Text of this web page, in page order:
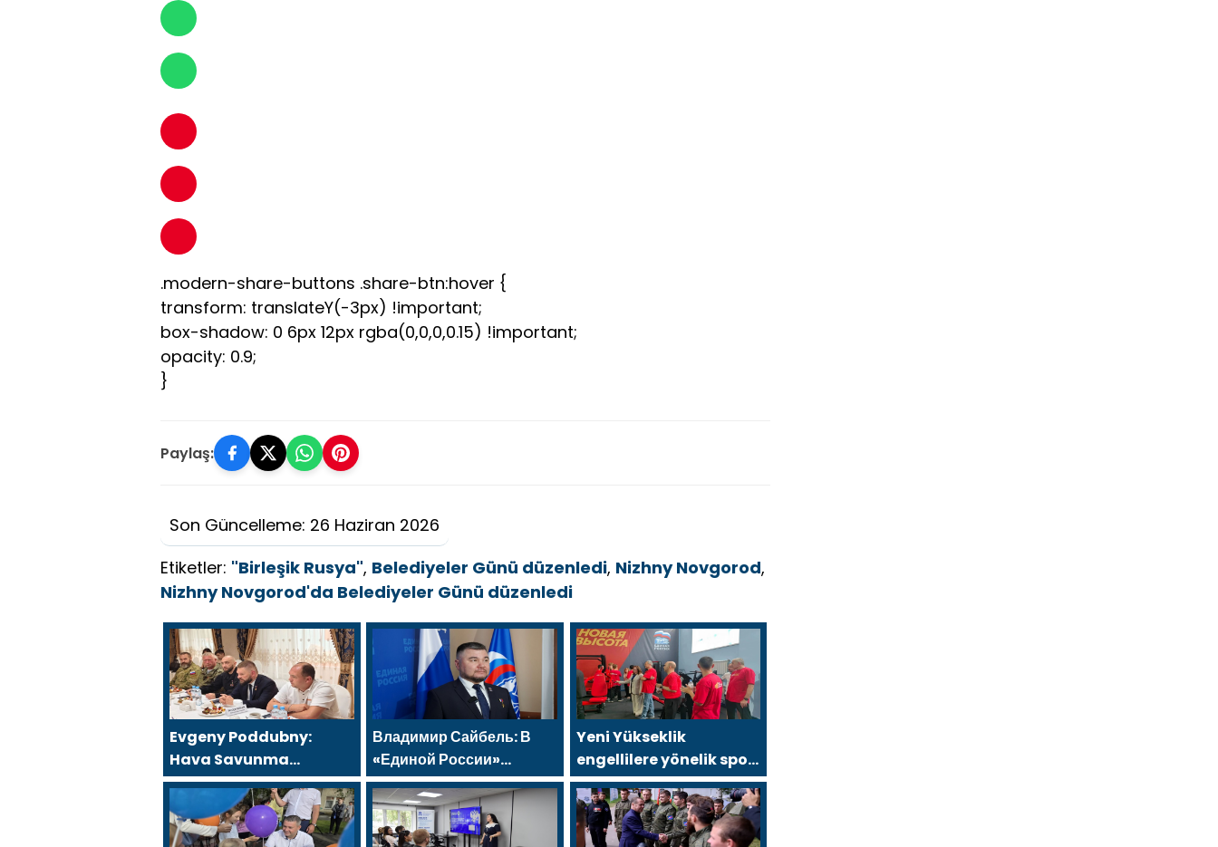
.modern-share-buttons .share-btn:hover {
transform: translateY(-3px) !important;
box-shadow: 0 6px 12px rgba(0,0,0,0.15) !important;
opacity: 0.9;
}
Paylaş:
Son Güncelleme: 26 Haziran 2026
Etiketler: "Birleşik Rusya", Belediyeler Günü düzenledi, Nizhny Novgorod,
Nizhny Novgorod'da Belediyeler Günü düzenledi
Evgeny Poddubny:
Hava Savunma
Kuvvetleri gazileri,
ülkeyi değiştirecek
güçtür
Владимир Сайбель: В
«Единой России»
поддерживают решение
Минтруда упростить для
бывших участников СВО
Yeni Yükseklik
engellilere yönelik spor
salonu, 2021 Birleşik
Rusya Halk Programı
kapsamında